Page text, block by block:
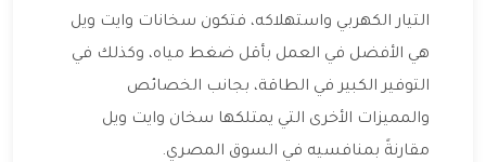
التيار الكهربي واستهلاكه، فتكون سخانات وايت ويل
هي الأفضل في العمل بأقل ضغط مياه، وكذلك في
التوفير الكبير في الطاقة، بجانب الخصائص
والمميزات الأخرى التي يمتلكها سخان وايت ويل
مقارنةً بمنافسيه في السوق المصري.